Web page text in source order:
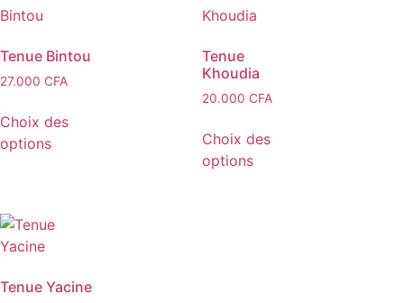
Tenue Bintou
27.000 CFA
Choix des
options
Tenue
Khoudia
20.000 CFA
Choix des
options
Tenue Yacine